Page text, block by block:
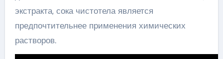
экстракта, сока чистотела является
предпочтительнее применения химических
растворов.